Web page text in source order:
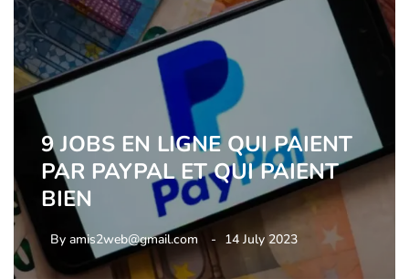
9 JOBS EN LIGNE QUI PAIENT
PAR PAYPAL ET QUI PAIENT
BIEN
By amis2web@gmail.com 14 July 2023